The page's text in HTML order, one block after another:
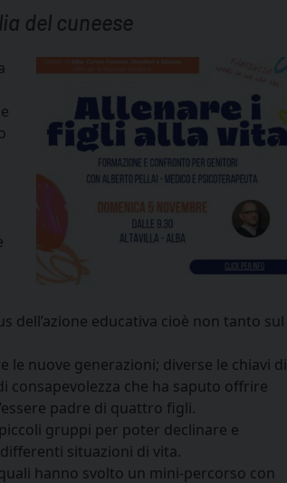
del cuneese
dell’azione educativa cioè non tanto sul
nuove generazioni; diverse le chiavi di
che ha saputo offrire
padre di quattro figli.
gruppi per poter declinare e
situazioni di vita.
hanno svolto un mini-percorso con